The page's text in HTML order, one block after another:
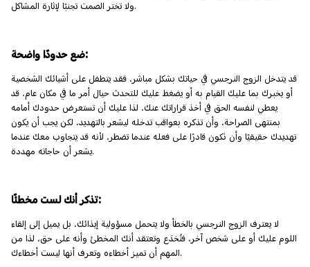
ولا تختر الصمت تجنبًا لإثارة المشاكل.
ضع حدودًا واضحة:
قد يتدخل الزوج النرجسي في حياتك بشكل مباشر، فقد يتطفل على أشيائك الشخصية
أو يخبرك بما عليك القيام به أو يضغط عليك للتحدث حيال أمر ما في مكان عام، قد
يعطي لنفسه الحق في أخذ قراراتك عنك، لذا عليك أن تستعرض حدودك أمامه
بمنتهى الصراحة، وأن تذكره بعواقب تدخله ليشعر بالتهديد، لكن يجب أن يكون
تهديدك حقيقيًا وأن تكون قادرًا على فعله عندما تضطر، لأنه قد يتجاوب معك عندما
يشعر أن حاجاته مهددة.
تذكر أنك لست مخطئًا:
لا يعترف الزوج النرجسي بالخطأ ولا يتحمل مسؤولية إيذائك، بل يميل إلى إلقاء
اللوم عليك أو على شخص آخر، فتُخدَع وتعتقد أنك المخطئ وأنه على حق، لذا من
المهم أن تميز أخطاءه وتعرف أنها ليست أخطاءك.